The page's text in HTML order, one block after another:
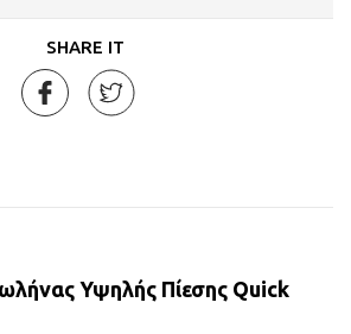
SHARE IT
Υψηλής Πίεσης Quick